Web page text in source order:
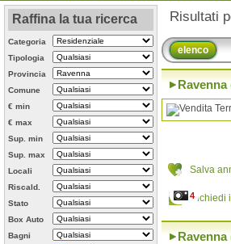
Raffina la tua ricerca
Categoria
Tipologia
Provincia
Comune
€ min
€ max
Sup. min
Sup. max
Locali
Riscald.
Stato
Box Auto
Bagni
Risultati
elenco
Ravenna
4
Salva
Richiedi
Ravenna